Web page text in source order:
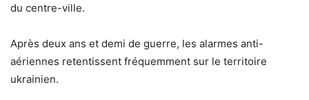
du centre-ville.
Après deux ans et demi de guerre, les alarmes anti-
aériennes retentissent fréquemment sur le territoire
ukrainien.